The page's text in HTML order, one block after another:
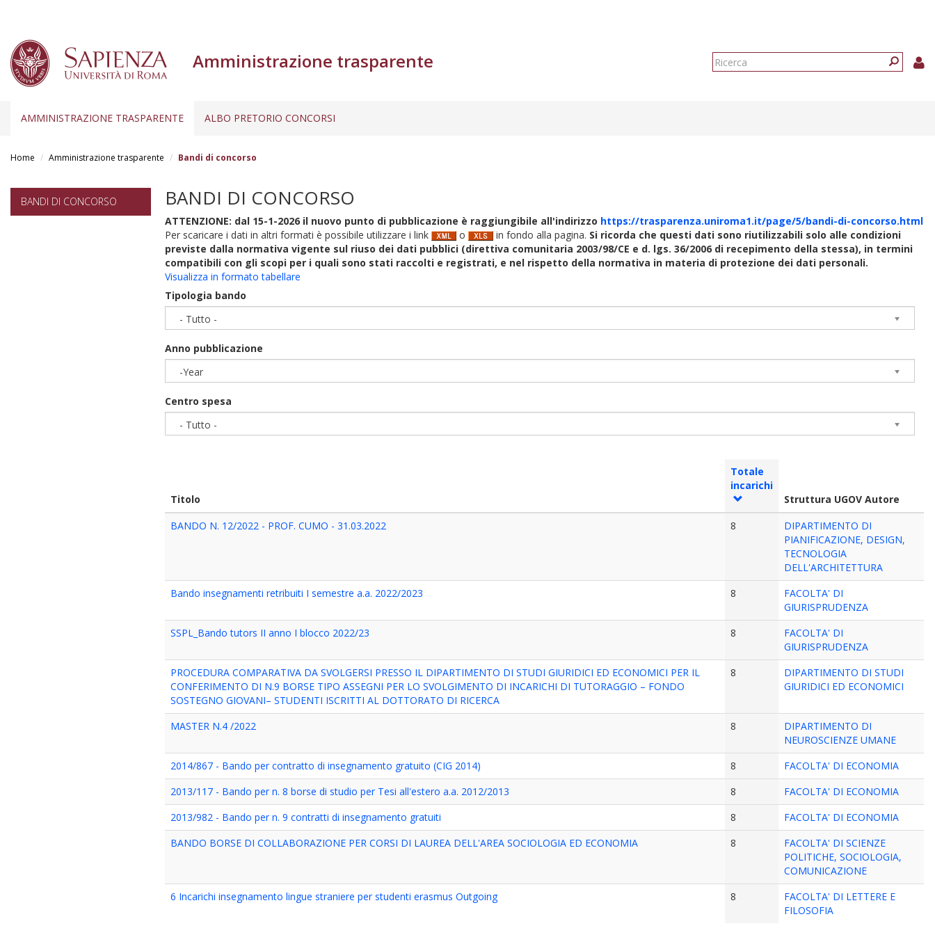
Amministrazione trasparente
Form
AMMINISTRAZIONE TRASPARENTE ALBO PRETORIO CONCORSI
Home Amministrazione trasparente Bandi di concorso
BANDI DI CONCORSO BANDI DI CONCORSO
ATTENZIONE: dal 15-1-2026 il nuovo punto di pubblicazione è raggiungibile all'indirizzo https://trasparenza.uniroma1.it/page/5/bandi-di-concorso.html
Per scaricare i dati in altri formati è possibile utilizzare i link
o in fondo alla pagina. Si ricorda che questi dati sono riutilizzabili solo alle condizioni
previste dalla normativa vigente sul riuso dei dati pubblici (direttiva comunitaria 2003/98/CE e d. lgs. 36/2006 di recepimento della stessa), in termini
compatibili con gli scopi per i quali sono stati raccolti e registrati, e nel rispetto della normativa in materia di protezione dei dati personali.
Visualizza in formato tabellare
Tipologia bando
- Tutto -
Anno pubblicazione
-Year
Centro spesa
- Tutto -
Titolo
Totale
incarichi
Struttura UGOV Autore
BANDO N. 12/2022 - PROF. CUMO - 31.03.2022
8
DIPARTIMENTO DI
PIANIFICAZIONE, DESIGN,
TECNOLOGIA
DELL'ARCHITETTURA
Bando insegnamenti retribuiti I semestre a.a. 2022/2023
8
FACOLTA' DI
GIURISPRUDENZA
SSPL_Bando tutors II anno I blocco 2022/23
8
FACOLTA' DI
GIURISPRUDENZA
PROCEDURA COMPARATIVA DA SVOLGERSI PRESSO IL DIPARTIMENTO DI STUDI GIURIDICI ED ECONOMICI PER IL
CONFERIMENTO DI N.9 BORSE TIPO ASSEGNI PER LO SVOLGIMENTO DI INCARICHI DI TUTORAGGIO – FONDO
SOSTEGNO GIOVANI– STUDENTI ISCRITTI AL DOTTORATO DI RICERCA
8
DIPARTIMENTO DI STUDI
GIURIDICI ED ECONOMICI
MASTER N.4 /2022 8
DIPARTIMENTO DI
NEUROSCIENZE UMANE
2014/867 - Bando per contratto di insegnamento gratuito (CIG 2014)
8
FACOLTA' DI ECONOMIA
2013/117 - Bando per n. 8 borse di studio per Tesi all'estero a.a. 2012/2013
8
FACOLTA' DI ECONOMIA
2013/982 - Bando per n. 9 contratti di insegnamento gratuiti
8
FACOLTA' DI ECONOMIA
BANDO BORSE DI COLLABORAZIONE PER CORSI DI LAUREA DELL'AREA SOCIOLOGIA ED ECONOMIA
8
FACOLTA' DI SCIENZE
POLITICHE, SOCIOLOGIA,
COMUNICAZIONE
6 Incarichi insegnamento lingue straniere per studenti erasmus Outgoing
8
FACOLTA' DI LETTERE E
FILOSOFIA